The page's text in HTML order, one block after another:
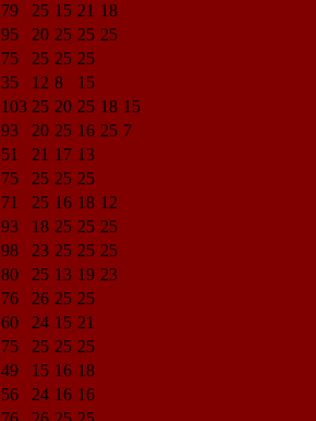
79 25 15 21 18
95 20 25 25 25
75 25 25 25
35 12 8
15
103 25 20 25 18 15
93 20 25 16 25 7
51 21 17 13
75 25 25 25
71 25 16 18 12
93 18 25 25 25
98 23 25 25 25
80 25 13 19 23
76 26 25 25
60 24 15 21
75 25 25 25
49 15 16 18
56 24 16 16